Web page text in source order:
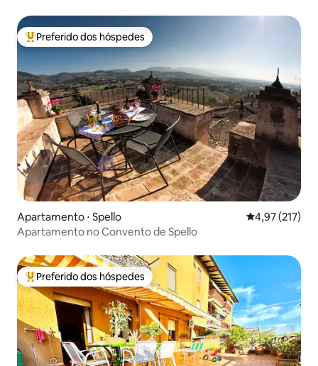
Entre os melhores preferidos dos hóspedes
Preferido dos hóspedes
Apartamento ⋅ Spello 4,97 de uma
4,97 (217)
Apartamento no Convento de Spello
Entre os melhores preferidos dos hóspedes
Preferido dos hóspedes